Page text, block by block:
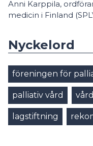
Anni Karppila,
medicin i Finland
Nyckelord
föreningen för
palliativ vård
lagstiftning